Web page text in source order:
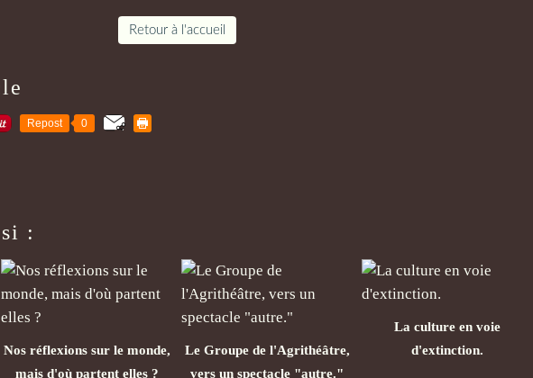
Retour à l'accueil
Repost 0
:
Nos réflexions sur le monde,
mais d'où partent elles ?
Le Groupe de l'Agrithéâtre,
vers un spectacle "autre."
La culture en voie
d'extinction.